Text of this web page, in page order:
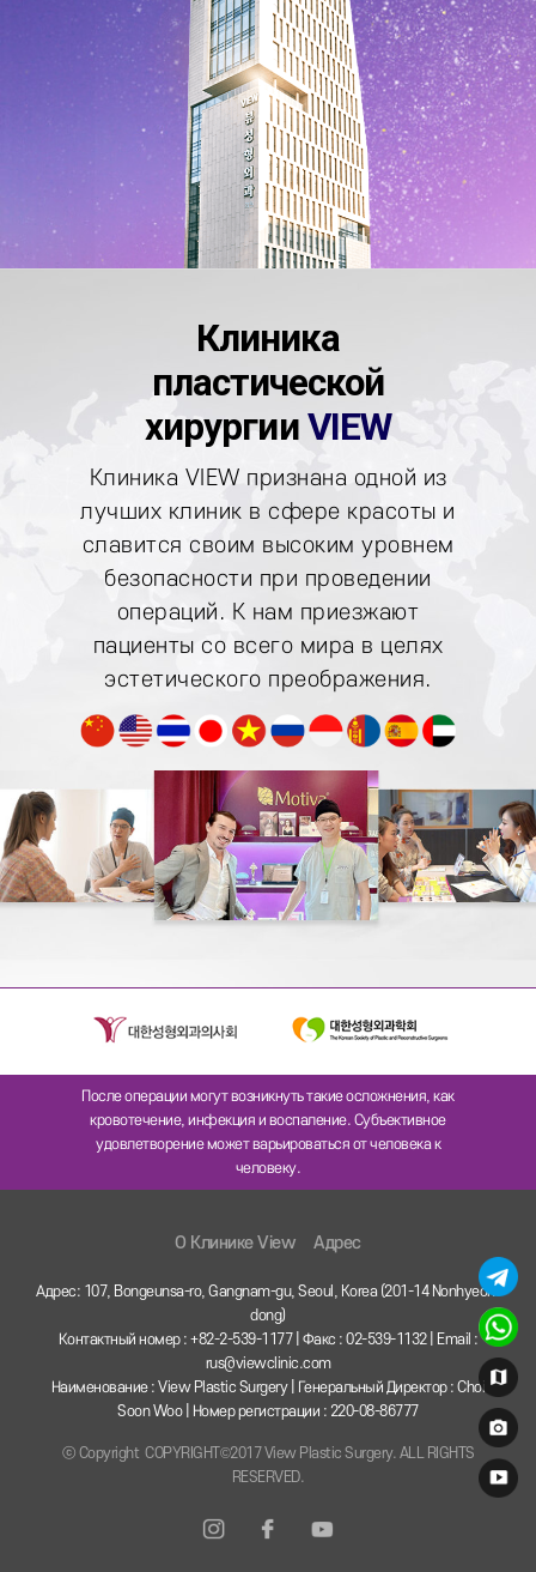
Клиника
пластической
хирургииVIEW
Клиника VIEW признана одной из
лучших клиник в сфере красоты и
славится своим высоким уровнем
безопасности при проведении
операций. К нам приезжают
пациенты со всего мира в целях
эстетического преображения.
После операции могут возникнуть такие осложнения, как
кровотечение, инфекция и воспаление. Субъективное
удовлетворение может варьироваться от человека к
человеку.
O Клинике View Адрес
Адрес: 107, Bongeunsa-ro, Gangnam-gu, Seoul, Korea (201-14 Nonhyeon-
dong)
Контактный номер : +82-2-539-1177 | Факс : 02-539-1132 | Email :
rus@viewclinic.com
Наименование : View Plastic Surgery | Генеральный Директор : Choi
Soon Woo | Номер регистрации : 220-08-86777
ⓒ Copyright COPYRIGHT©2017 View Plastic Surgery. ALL RIGHTS
RESERVED.